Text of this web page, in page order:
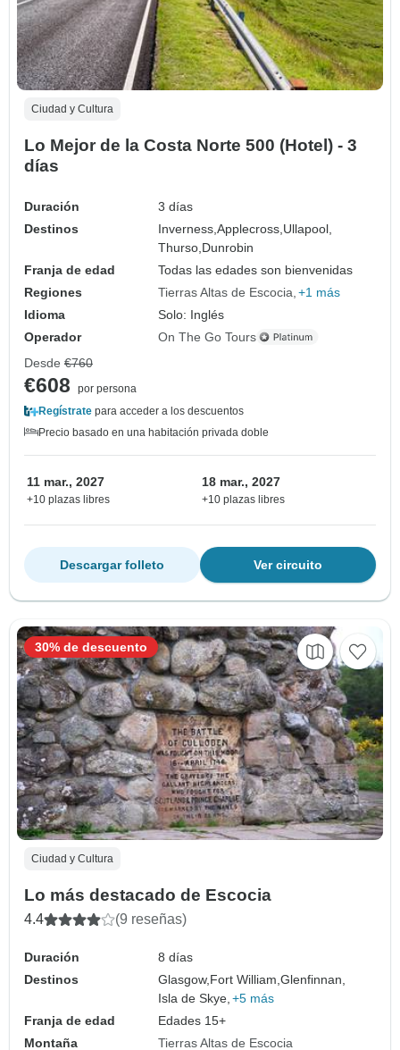
Ciudad y Cultura
Lo Mejor de la Costa Norte 500 (Hotel) - 3
días
Duración
3 días
Destinos
Inverness,Applecross, Ullapool,
Thurso, Dunrobin
Franja de edad
Todas las edades son bienvenidas
Regiones
Tierras Altas de Escocia +1 más
Idioma
Solo: Inglés
Operador
On The Go Tours
Desde €760
€608
por persona
Regístrate para acceder a los descuentos
Precio basado en una habitación privada doble
11 mar., 2027
+10 plazas libres
18 mar., 2027
+10 plazas libres
Ver circuito
Descargar folleto
Ciudad y Cultura
Lo más destacado de Escocia
4.4 (9 reseñas)
Duración
8 días
Destinos
Glasgow, Fort William,Glenfinnan,
Isla de Skye, +5 más
Franja de edad
Edades 15+
Montaña
Tierras Altas de Escocia
30% de descuento